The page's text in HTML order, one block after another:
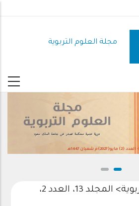
مجلة العلوم التربوية
>
المجلد 13، العدد 2،